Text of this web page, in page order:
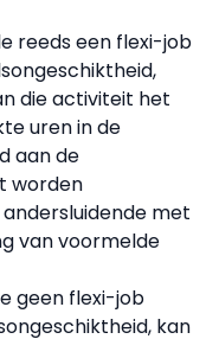
reeds een flexi-job
die activiteit het
uren in de
aan de
worden
met
van voormelde
geen flexi-job
kan